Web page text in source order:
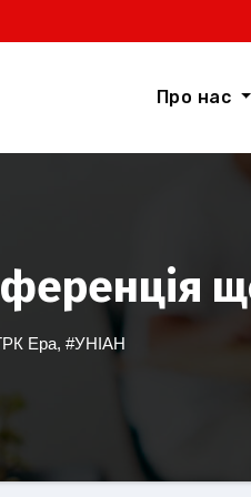
Про нас
Ера, #УНІАН